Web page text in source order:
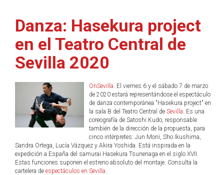
Danza: Hasekura project
en el Teatro Central de
Sevilla 2020
OnSevilla. El viernes 6 y el sábado 7 de marzo
de 2020 estará representándose el espectáculo
de danza contemporánea "Hasekura project" en
la sala B del Teatro Central de Sevilla. Es una
coreografía de Satoshi Kudo, responsable
también de la dirección de la propuesta, para
cinco intérpretes: Jun Morii, Sho Ikushima,
Sandra Ortega, Lucía Vázquez y Akira Yoshida. Está inspirada en la
expedición a España del samurai Hasekura Tsunenaga en el siglo XVII.
Estas funciones suponen el estreno absoluto del montaje. Consulta la
cartelera de espectáculos en Sevilla.